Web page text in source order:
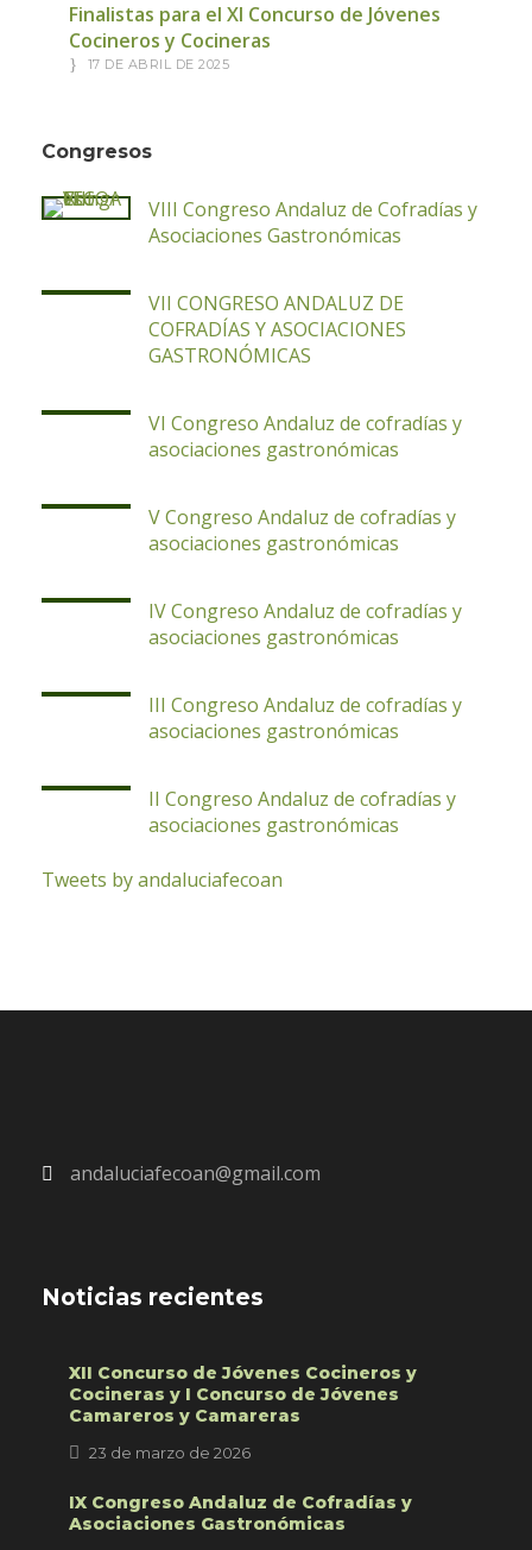
Finalistas para el XI Concurso de Jóvenes
Cocineros y Cocineras
17 DE ABRIL DE 2025
Congresos
VIII Congreso Andaluz de Cofradías y
Asociaciones Gastronómicas
VII CONGRESO ANDALUZ DE
COFRADÍAS Y ASOCIACIONES
GASTRONÓMICAS
VI Congreso Andaluz de cofradías y
asociaciones gastronómicas
V Congreso Andaluz de cofradías y
asociaciones gastronómicas
IV Congreso Andaluz de cofradías y
asociaciones gastronómicas
III Congreso Andaluz de cofradías y
asociaciones gastronómicas
II Congreso Andaluz de cofradías y
asociaciones gastronómicas
Tweets by andaluciafecoan
andaluciafecoan@gmail.com
Noticias recientes
XII Concurso de Jóvenes Cocineros y
Cocineras y I Concurso de Jóvenes
Camareros y Camareras
23 de marzo de 2026
IX Congreso Andaluz de Cofradías y
Asociaciones Gastronómicas